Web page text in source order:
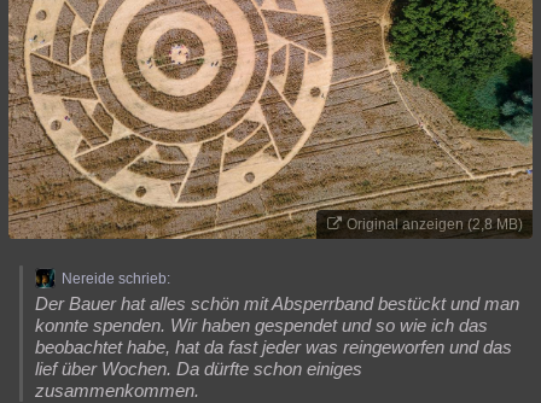
Original anzeigen (2,8 MB)
Nereide schrieb:
Der Bauer hat alles schön mit Absperrband bestückt und man
konnte spenden. Wir haben gespendet und so wie ich das
beobachtet habe, hat da fast jeder was reingeworfen und das
lief über Wochen. Da dürfte schon einiges
zusammenkommen.